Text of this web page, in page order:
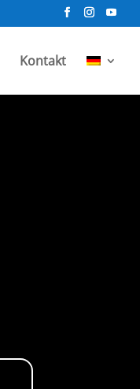
Kontakt